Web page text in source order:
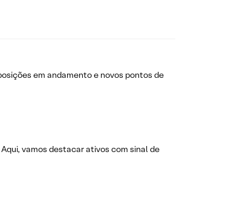
em andamento e novos pontos de
vamos destacar ativos com sinal de